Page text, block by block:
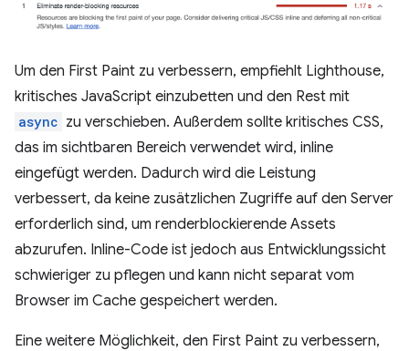
Um den First Paint zu verbessern, empfiehlt Lighthouse,
kritisches JavaScript einzubetten und den Rest mit
async zu verschieben. Außerdem sollte kritisches CSS,
das im sichtbaren Bereich verwendet wird, inline
eingefügt werden. Dadurch wird die Leistung
verbessert, da keine zusätzlichen Zugriffe auf den Server
erforderlich sind, um renderblockierende Assets
abzurufen. Inline-Code ist jedoch aus Entwicklungssicht
schwieriger zu pflegen und kann nicht separat vom
Browser im Cache gespeichert werden.
Eine weitere Möglichkeit, den First Paint zu verbessern,